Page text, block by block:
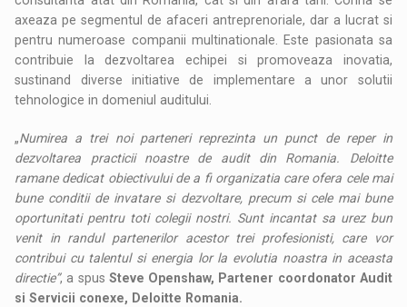
axeaza pe segmentul de afaceri antreprenoriale, dar a lucrat si
pentru numeroase companii multinationale. Este pasionata sa
contribuie la dezvoltarea echipei si promoveaza inovatia,
sustinand diverse initiative de implementare a unor solutii
tehnologice in domeniul auditului.
„Numirea a trei noi parteneri reprezinta un punct de reper in
dezvoltarea practicii noastre de audit din Romania. Deloitte
ramane dedicat obiectivului de a fi organizatia care ofera cele mai
bune conditii de invatare si dezvoltare, precum si cele mai bune
oportunitati pentru toti colegii nostri. Sunt incantat sa urez bun
venit in randul partenerilor acestor trei profesionisti, care vor
contribui cu talentul si energia lor la evolutia noastra in aceasta
directie”, a spus Steve Openshaw, Partener coordonator Audit
si Servicii conexe, Deloitte Romania.